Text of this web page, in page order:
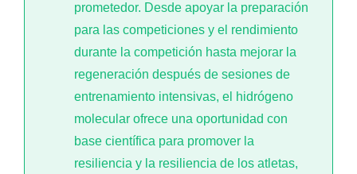
prometedor. Desde apoyar la preparación
para las competiciones y el rendimiento
durante la competición hasta mejorar la
regeneración después de sesiones de
entrenamiento intensivas, el hidrógeno
molecular ofrece una oportunidad con
base científica para promover la
resiliencia y la resiliencia de los atletas,